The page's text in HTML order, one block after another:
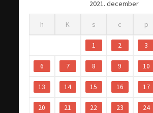
2021. december
h K s c p
1 2 3
6 7 8 9 10
13 14 15 16 17
20 21 22 23 24